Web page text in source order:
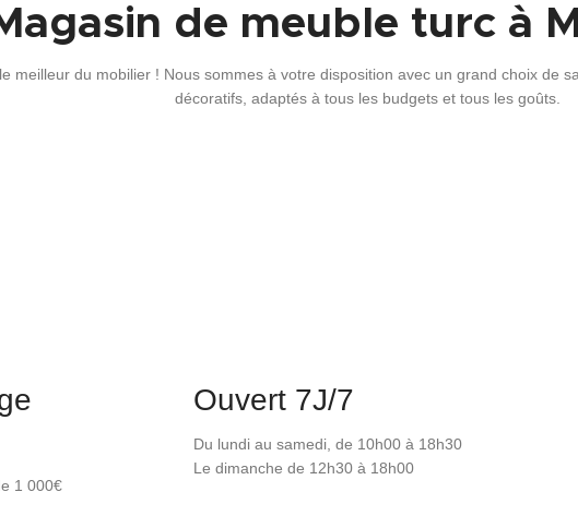
de meuble turc à
meilleur du mobilier ! Nous sommes à votre disposition avec un grand choix de
décoratifs, adaptés à tous les budgets et tous les goûts.
1 000€
Ouvert 7J/7
Du lundi au samedi, de 10h00 à 18h30
Le dimanche de 12h30 à 18h00